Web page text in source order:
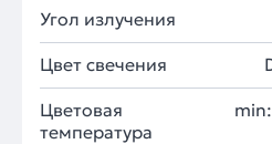
Угол излучения
Цвет свечения
Цветовая
температура